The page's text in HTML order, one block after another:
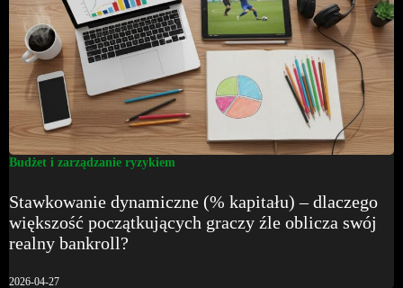
Budżet i zarządzanie ryzykiem
Stawkowanie dynamiczne (% kapitału) – dlaczego
większość początkujących graczy źle oblicza swój
realny bankroll?
2026-04-27